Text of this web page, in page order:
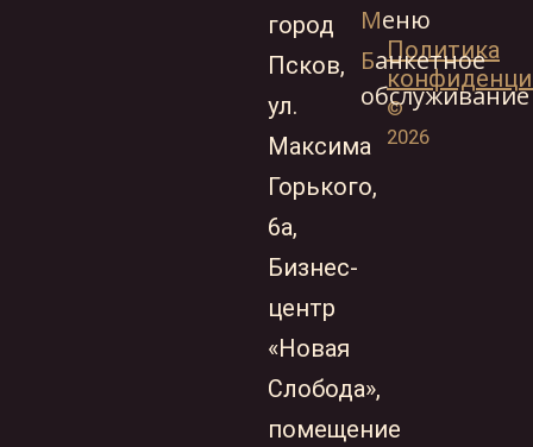
город
Псков,
ул.
Максима
Горького,
6а,
Бизнес-
центр
«Новая
Слобода»,
помещение
Экскурсия
по замку
Фотогалерея
Клад
Меню
Банкетное
обслуживание
Политика
©
2026